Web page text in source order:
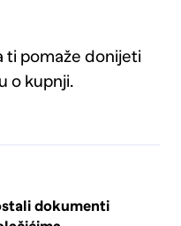
ti pomaže donijeti
o kupnji.
dokumenti